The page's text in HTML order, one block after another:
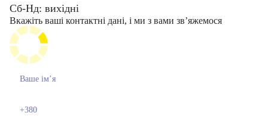
Сб-Нд: вихідні
Вкажіть ваші контактні дані, і ми з вами звʼяжемося